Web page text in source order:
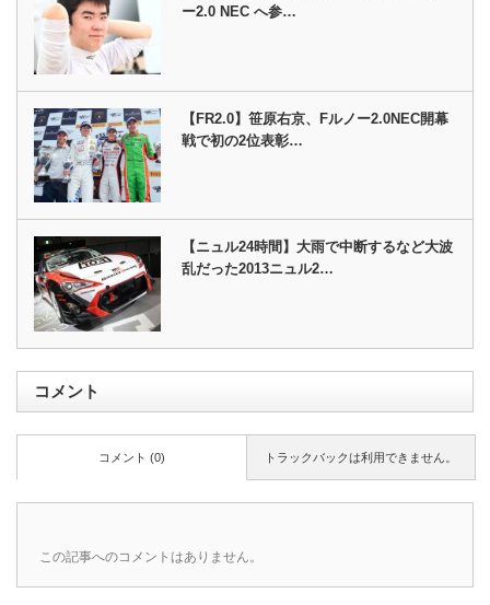
ー2.0 NEC へ参…
【FR2.0】笹原右京、Fルノー2.0NEC開幕
戦で初の2位表彰…
【ニュル24時間】大雨で中断するなど大波
乱だった2013ニュル2…
コメント
トラックバックは利用できません。
コメント (0)
この記事へのコメントはありません。